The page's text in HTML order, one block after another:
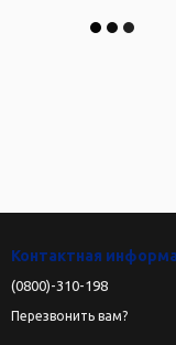
Контактная
(0800)-310-198
Перезвонить вам?